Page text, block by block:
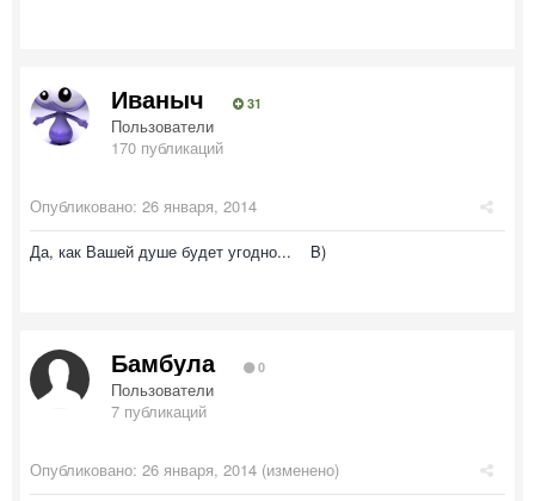
Иваныч 31
Пользователи
170 публикаций
Опубликовано: 26 января, 2014
Да, как Вашей душе будет угодно... B)
Бамбула 0
Пользователи
7 публикаций
Опубликовано: 26 января, 2014 (изменено)